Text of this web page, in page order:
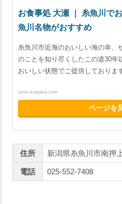
お食事処 大瀬 ｜ 糸魚川で
魚川名物がおすすめ
糸魚川市近海のおいしい海の幸、
のことを知り尽くしたこの道30年
おいしい状態でご提供しておりま
oose-itoigawa.com
ページを
住所 新潟県糸魚川市南押
電話 025-552-7408